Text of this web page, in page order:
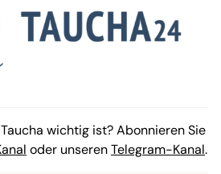
wichtig ist? Abonnieren Sie
oder unserenTelegram-Kanal.